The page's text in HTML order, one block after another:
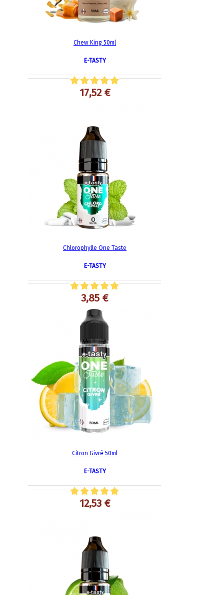
Chew King 50ml
E-TASTY
17,52 €
Chlorophylle One Taste
E-TASTY
3,85 €
Citron Givré 50ml
E-TASTY
12,53 €